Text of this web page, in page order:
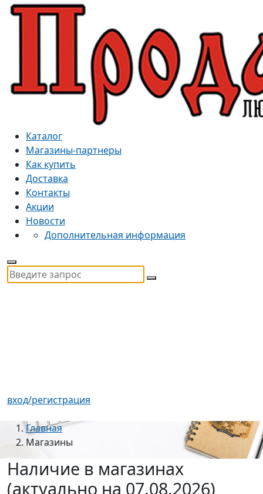
Каталог
Магазины-партнеры
Как купить
Доставка
Контакты
Акции
Новости
Дополнительная информация
вход/регистрация
Главная
Магазины
Наличие в магазинах
(актуально на 07.08.2026)